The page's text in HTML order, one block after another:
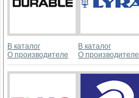
В каталог
О производителе
В каталог
О производителе